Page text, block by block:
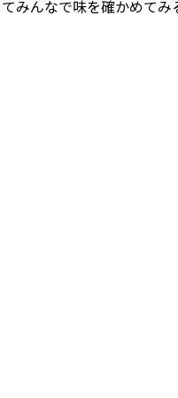
みんなで味を確かめてみ